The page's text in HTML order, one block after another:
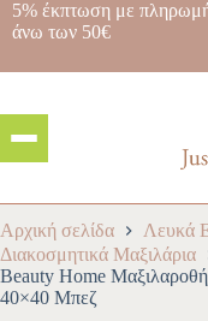
5% έκπτωση με
άνω των 50€
Αρχική σελίδα Λευκά
Διακοσμητικά Μαξιλάρια
Beauty Home
40×40 Μπεζ